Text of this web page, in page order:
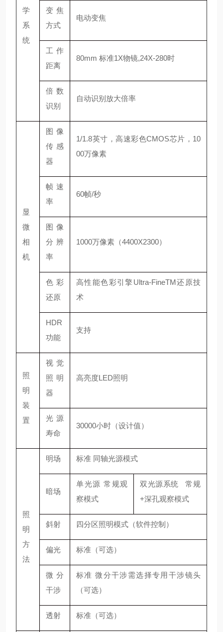
学
系
统
变焦
方式
电动变焦
工作
距离
80mm 标准1X物镜,24X-280时
倍数
识别
自动识别放大倍率
显
微
相
机
图像
传感
器
1/1.8英寸，高速彩色CMOS芯片，10
00万像素
帧速
率
60帧/秒
图像
分辨
率
1000万像素（4400X2300）
色彩
还原
高性能色彩引擎Ultra-FineTM还原技
术
HDR
功能
支持
照
明
装
置
视觉
照明
器
高亮度LED照明
光源
寿命
30000小时（设计值）
照
明
方
法
明场 标准 同轴光源模式
暗场
单光源 常规观
察模式
双光源系统 常规
+深孔观察模式
斜射 四分区照明模式（软件控制）
偏光 标准（可选）
微分
干涉
标准 微分干涉需选择专用干涉镜头
（可选）
透射 标准（可选）